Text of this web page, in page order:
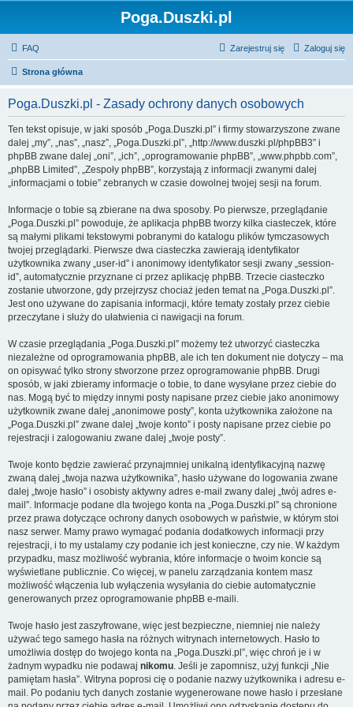
Poga.Duszki.pl
FAQ Zaloguj się
Zarejestruj się
Strona główna
Poga.Duszki.pl - Zasady ochrony danych osobowych
Ten tekst opisuje, w jaki sposób „Poga.Duszki.pl” i firmy stowarzyszone zwane
dalej „my”, „nas”, „nasz”, „Poga.Duszki.pl”, „http://www.duszki.pl/phpBB3” i
phpBB zwane dalej „oni”, „ich”, „oprogramowanie phpBB”, „www.phpbb.com”,
„phpBB Limited”, „Zespoły phpBB”, korzystają z informacji zwanymi dalej
„informacjami o tobie” zebranych w czasie dowolnej twojej sesji na forum.
Informacje o tobie są zbierane na dwa sposoby. Po pierwsze, przeglądanie
„Poga.Duszki.pl” powoduje, że aplikacja phpBB tworzy kilka ciasteczek, które
są małymi plikami tekstowymi pobranymi do katalogu plików tymczasowych
twojej przeglądarki. Pierwsze dwa ciasteczka zawierają identyfikator
użytkownika zwany „user-id” i anonimowy identyfikator sesji zwany „session-
id”, automatycznie przyznane ci przez aplikację phpBB. Trzecie ciasteczko
zostanie utworzone, gdy przejrzysz chociaż jeden temat na „Poga.Duszki.pl”.
Jest ono używane do zapisania informacji, które tematy zostały przez ciebie
przeczytane i służy do ułatwienia ci nawigacji na forum.
W czasie przeglądania „Poga.Duszki.pl” możemy też utworzyć ciasteczka
niezależne od oprogramowania phpBB, ale ich ten dokument nie dotyczy – ma
on opisywać tylko strony stworzone przez oprogramowanie phpBB. Drugi
sposób, w jaki zbieramy informacje o tobie, to dane wysyłane przez ciebie do
nas. Mogą być to między innymi posty napisane przez ciebie jako anonimowy
użytkownik zwane dalej „anonimowe posty”, konta użytkownika założone na
„Poga.Duszki.pl” zwane dalej „twoje konto” i posty napisane przez ciebie po
rejestracji i zalogowaniu zwane dalej „twoje posty”.
Twoje konto będzie zawierać przynajmniej unikalną identyfikacyjną nazwę
zwaną dalej „twoja nazwa użytkownika”, hasło używane do logowania zwane
dalej „twoje hasło” i osobisty aktywny adres e-mail zwany dalej „twój adres e-
mail”. Informacje podane dla twojego konta na „Poga.Duszki.pl” są chronione
przez prawa dotyczące ochrony danych osobowych w państwie, w którym stoi
nasz serwer. Mamy prawo wymagać podania dodatkowych informacji przy
rejestracji, i to my ustalamy czy podanie ich jest konieczne, czy nie. W każdym
przypadku, masz możliwość wybrania, które informacje o twoim koncie są
wyświetlane publicznie. Co więcej, w panelu zarządzania kontem masz
możliwość włączenia lub wyłączenia wysyłania do ciebie automatycznie
generowanych przez oprogramowanie phpBB e-maili.
Twoje hasło jest zaszyfrowane, więc jest bezpieczne, niemniej nie należy
używać tego samego hasła na różnych witrynach internetowych. Hasło to
umożliwia dostęp do twojego konta na „Poga.Duszki.pl”, więc chroń je i w
żadnym wypadku nie podawaj nikomu. Jeśli je zapomnisz, użyj funkcji „Nie
pamiętam hasła”. Witryna poprosi cię o podanie nazwy użytkownika i adresu e-
mail. Po podaniu tych danych zostanie wygenerowane nowe hasło i przesłane